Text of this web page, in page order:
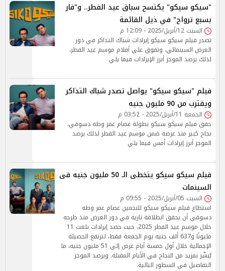
"سيكو سيكو" يكتسح سباق عيد الفطر.. و"فار
بسبع ترواح" في ذيل القائمة
السبت 12/أبريل/2025 - 12:09 م
تصدر فيلم سيكو سيكو إيرادات شباك التذاكر في دور
العرض السينمائي، وتفوق على أفلام موسم عيد الفطر،
لذلك يرصد الموجز أبرز الإيرادات فيما يلي
فيلم "سيكو سيكو" يواصل تصدر شباك التذاكر
ويقترب من 90 مليون جنيه
الجمعة 11/أبريل/2025 - 03:52 م
حقق فيلم سيكو سيكو بطولة عصام عمر وطه دسوقي،
نجاح كبير منذ عرضه ضمن موسم عيد الفطر لذلك يرصد
الموجز أبرز إيرادات أمس فيما يلي
فيلم سيكو سيكو يتخطى الـ 50 مليون جنيه فى
السينمات
السبت 05/أبريل/2025 - 09:55 م
استطاع فيلم سيكو سيكو للنجمين عصام عمر وطه
دسوقي أن يحقق انطلاقة نارية في دور العرض منذ طرحه
خلال موسم عيد الفطر 2025، حيث حصد إيرادات بلغت 11
مليونًا و637 ألف جنيه يوم الجمعة فقط، لترتفع الحصيلة
الإجمالية خلال أول خمسة أيام عرض إلى 51 مليون جنيه، ما
يُبشّر بمزيد من النجاح في الأيام المقبلة. ويرصد الموجز
التفاصيل في السطور التالية.